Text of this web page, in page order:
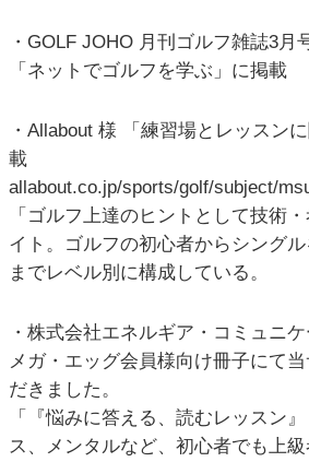
・GOLF JOHO 月刊ゴルフ雑誌3月
「ネットでゴルフを学ぶ」に掲載
・Allabout 様 「練習場とレッスン
載
allabout.co.jp/sports/golf/subject/
「ゴルフ上達のヒントとして技術
イト。ゴルフの初心者からシング
までレベル別に構成している。
・株式会社エネルギア・コミュニ
メガ・エッグ会員様向け冊子にて
だきました。
「『悩みに答える、読むレッスン
ス、メンタルなど、初心者でも上